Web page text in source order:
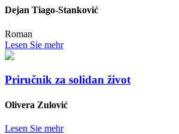
Dejan Tiago-Stanković
Roman
Lesen Sie mehr
Priručnik za solidan život
Olivera Zulović
Lesen Sie mehr